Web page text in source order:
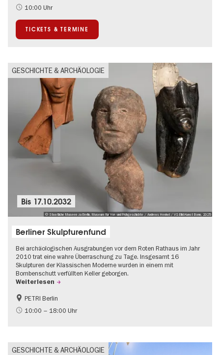
Kultursommer
Zeitgenössische Kunst
10:00 Uhr
TICKETS & TERMINE
GESCHICHTE & ARCHÄOLOGIE
© Staatliche Museen zu Berlin, Museum für Vor- und Frühgeschichte / Andreas Henkel / VG Bild-Kunst Bonn, 2025
Bis 17.10.2032
Berliner Skulpturenfund
Bei archäologischen Ausgrabungen vor dem Roten Rathaus im Jahr
2010 trat eine wahre Überraschung zu Tage. Insgesamt 16
Skulpturen der Klassischen Moderne wurden in einem mit
Bombenschutt verfüllten Keller geborgen.
Weiterlesen
NS-Geschichte
PETRI Berlin
10:00 – 18:00 Uhr
GESCHICHTE & ARCHÄOLOGIE